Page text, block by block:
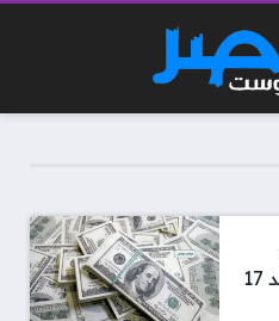
الجنيه المصري اليوم الأحد 17